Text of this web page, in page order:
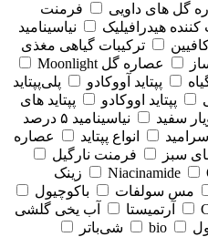
گل های داویی
فرمنت
هیدرافیلیک
نیاسینامید
ترکیبات گیاهی مغذی
عصاره گل Moonlight
پپتاید آووکادو
پلی‌پپتاید
پپتاید اووکادو
پپتاید های
سفید
نیاسینامید ۵ درصد
سرامید انواع پپتاید
عصاره
سبز
فرمنت نارگیل
Niacinamide
زینک
مس سولفات
باکوچیول
آرتمیستا
آب یخی گلشی
bio
شی‌باتر